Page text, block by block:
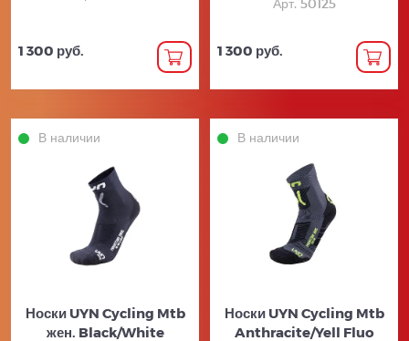
1 300 руб. 1 300 руб.
В наличии
Носки UYN Cycling Mtb
жен. Black/White
В наличии
Носки UYN Cycling Mtb
Anthracite/Yell Fluo